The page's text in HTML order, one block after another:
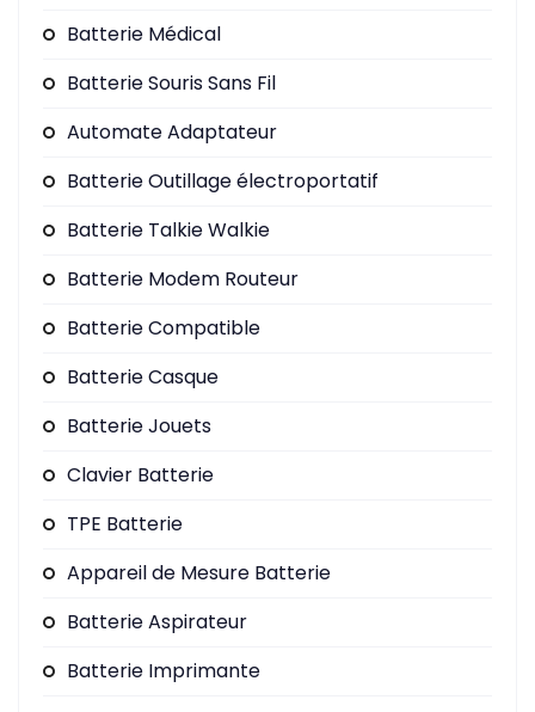
Batterie Médical
Batterie Souris Sans Fil
Automate Adaptateur
Batterie Outillage électroportatif
Batterie Talkie Walkie
Batterie Modem Routeur
Batterie Compatible
Batterie Casque
Batterie Jouets
Clavier Batterie
TPE Batterie
Appareil de Mesure Batterie
Batterie Aspirateur
Batterie Imprimante